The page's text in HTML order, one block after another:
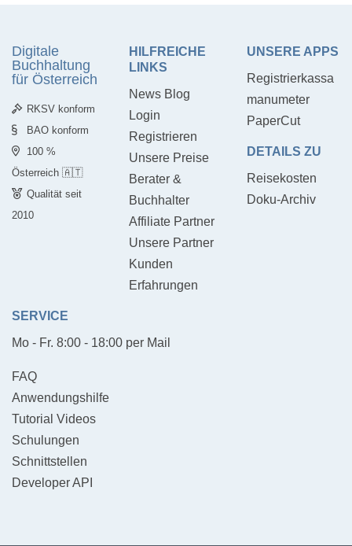
Digitale
Buchhaltung
für Österreich
RKSV konform
BAO konform
100 %
Österreich 🇦🇹
Qualität seit
2010
HILFREICHE
LINKS
News Blog
Login
Registrieren
Unsere Preise
Berater &
Buchhalter
Affiliate Partner
Unsere Partner
Kunden
Erfahrungen
UNSERE APPS
Registrierkassa
manumeter
PaperCut
DETAILS ZU
Reisekosten
Doku-Archiv
SERVICE
Mo - Fr. 8:00 - 18:00 per Mail
FAQ
Anwendungshilfe
Tutorial Videos
Schulungen
Schnittstellen
Developer API